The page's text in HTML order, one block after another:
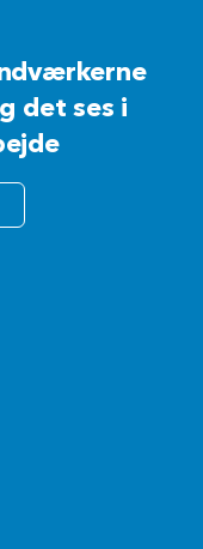
det ses i